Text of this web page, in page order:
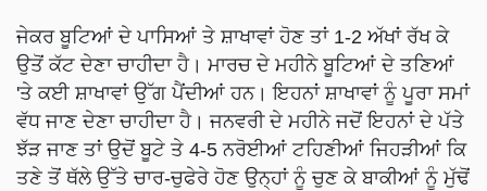
ਜੇਕਰ ਬੂਟਿਆਂ ਦੇ ਪਾਸਿਆਂ ਤੇ ਸ਼ਾਖਾਵਾਂ ਹੋਣ ਤਾਂ 1-2 ਅੱਖਾਂ ਰੱਖ ਕੇ
ਉਤੋਂ ਕੱਟ ਦੇਣਾ ਚਾਹੀਦਾ ਹੈ। ਮਾਰਚ ਦੇ ਮਹੀਨੇ ਬੂਟਿਆਂ ਦੇ ਤਣਿਆਂ
'ਤੇ ਕਈ ਸ਼ਾਖਾਵਾਂ ਉੱਗ ਪੈਂਦੀਆਂ ਹਨ। ਇਹਨਾਂ ਸ਼ਾਖਾਵਾਂ ਨੂੰ ਪੂਰਾ ਸਮਾਂ
ਵੱਧ ਜਾਣ ਦੇਣਾ ਚਾਹੀਦਾ ਹੈ। ਜਨਵਰੀ ਦੇ ਮਹੀਨੇ ਜਦੋਂ ਇਹਨਾਂ ਦੇ ਪੱਤੇ
ਝੱੜ ਜਾਣ ਤਾਂ ਉਦੋਂ ਬੂਟੇ ਤੇ 4-5 ਨਰੋਈਆਂ ਟਹਿਣੀਆਂ ਜਿਹੜੀਆਂ ਕਿ
ਤਣੇ ਤੋਂ ਥੱਲੇ ਉੱਤੇ ਚਾਰ-ਚੁਫੇਰੇ ਹੋਣ ਉਨ੍ਹਾਂ ਨੂੰ ਚੁਣ ਕੇ ਬਾਕੀਆਂ ਨੂੰ ਮੁੱਢੋਂ